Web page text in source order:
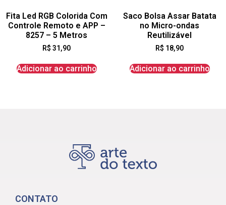
Fita Led RGB Colorida Com
Controle Remoto e APP –
8257 – 5 Metros
R$ 31,90
Adicionar ao carrinho
Saco Bolsa Assar Batata
no Micro-ondas
Reutilizável
R$ 18,90
Adicionar ao carrinho
CONTATO